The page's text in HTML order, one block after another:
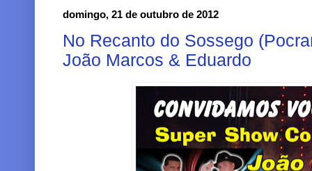
domingo, 21 de outubro de 2012
No Recanto do Sossego
João Marcos & Eduardo